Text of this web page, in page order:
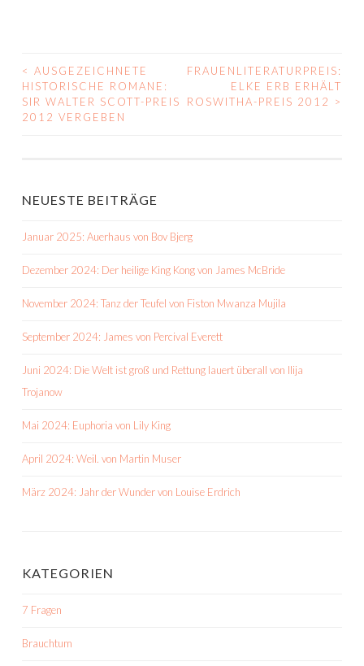
BEITRAGS-
NAVIGATION
< AUSGEZEICHNETE
HISTORISCHE ROMANE:
SIR WALTER SCOTT-PREIS
2012 VERGEBEN
FRAUENLITERATURPREIS:
ELKE ERB ERHÄLT
ROSWITHA-PREIS 2012
>
NEUESTE BEITRÄGE
Januar 2025: Auerhaus von Bov Bjerg
Dezember 2024: Der heilige King Kong von James McBride
November 2024: Tanz der Teufel von Fiston Mwanza Mujila
September 2024: James von Percival Everett
Juni 2024: Die Welt ist groß und Rettung lauert überall von Ilija
Trojanow
Mai 2024: Euphoria von Lily King
April 2024: Weil. von Martin Muser
März 2024: Jahr der Wunder von Louise Erdrich
KATEGORIEN
7 Fragen
Brauchtum